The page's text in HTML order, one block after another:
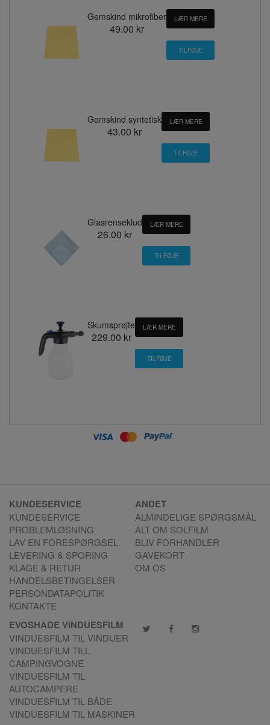
Gemskind mikrofiber
49.00 kr
LÆR MERE
Gemskind syntetisk
43.00 kr
LÆR MERE
Glasrenseklud
26.00 kr
LÆR MERE
Skumsprøjte
229.00 kr
LÆR MERE
KUNDESERVICE
KUNDESERVICE
PROBLEMLØSNING
LAV EN FORESPØRGSEL
LEVERING & SPORING
KLAGE & RETUR
HANDELSBETINGELSER
PERSONDATAPOLITIK
KONTAKTE
ANDET
ALMINDELIGE SPØRGSMÅL
ALT OM SOLFILM
BLIV FORHANDLER
GAVEKORT
OM OS
EVOSHADE VINDUESFILM
VINDUESFILM TIL VINDUER
VINDUESFILM TILL
CAMPINGVOGNE
VINDUESFILM TIL
AUTOCAMPERE
VINDUESFILM TIL BÅDE
VINDUESFILM TIL MASKINER